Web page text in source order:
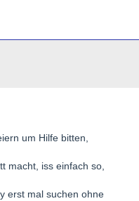
um Hilfe bitten,
macht, iss einfach so,
erst mal suchen ohne